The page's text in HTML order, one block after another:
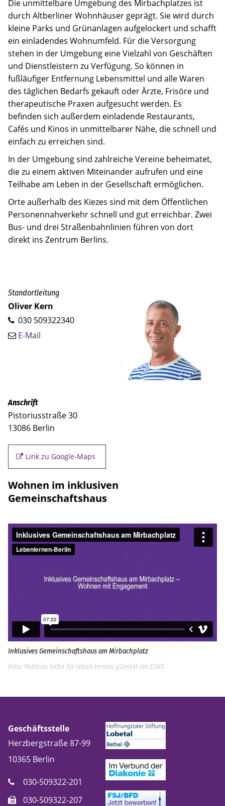
Die unmittelbare Umgebung des Mirbachplatzes ist
durch Altberliner Wohnhäuser geprägt. Sie wird durch
kleine Parks und Grünanlagen aufgelockert und schafft
ein einladendes Wohnumfeld. Für die Versorgung
stehen in der Umgebung eine Vielzahl von Geschäften
und Dienstleistern zu Verfügung. So können in
fußläufiger Entfernung Lebensmittel und alle Waren
des täglichen Bedarfs gekauft oder Ärzte, Frisöre und
therapeutische Praxen aufgesucht werden. Es
befinden sich außerdem einladende Restaurants,
Cafés und Kinos in unmittelbarer Nähe, die schnell und
einfach zu erreichen sind.
In der Umgebung sind zahlreiche Vereine beheimatet,
die zu einem aktiven Miteinander aufrufen und eine
Teilhabe am Leben in der Gesellschaft ermöglichen.
Orte außerhalb des Kiezes sind mit dem Öffentlichen
Personennahverkehr schnell und gut erreichbar. Zwei
Bus- und drei Straßenbahnlinien führen von dort
direkt ins Zentrum Berlins.
Standortleitung
Oliver Kern
030 509322340
E-Mail
Anschrift
Pistoriusstraße 30
13086 Berlin
Link zu Google-Maps
Wohnen im inklusiven
Gemeinschaftshaus
Inklusives Gemeinschaftshaus am Mirbachplatz
Mathias Söhn für leben lernen gGmbH am EDKE
Geschäftsstelle
Herzbergstraße 87-99
10365 Berlin
030-509322-201
030-509322-207